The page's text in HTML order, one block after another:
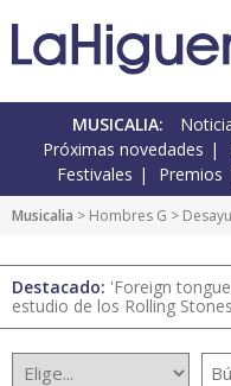
MUSICALIA:
Próximas novedades
Festivales
Premios
Musicalia > Hombres G >
Destacado: 'Foreign
estudio de los Rolling Stones